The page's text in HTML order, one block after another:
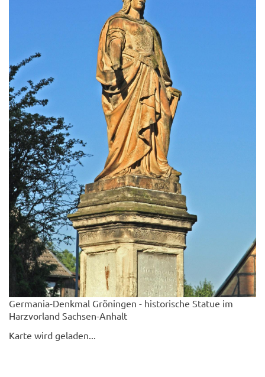
Germania-Denkmal Gröningen - historische Statue im
Harzvorland Sachsen-Anhalt
Karte wird geladen...